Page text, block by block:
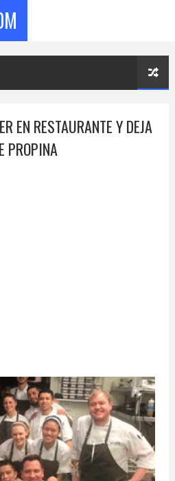
EN RESTAURANTE Y DEJA
PROPINA